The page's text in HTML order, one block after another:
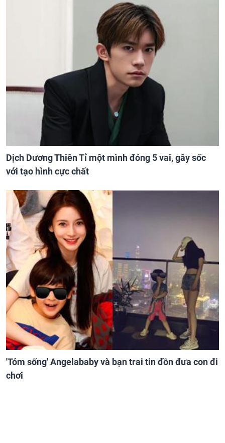
Dịch Dương Thiên Tỉ một mình đóng 5 vai, gây sốc
với tạo hình cực chất
'Tóm sống' Angelababy và bạn trai tin đồn đưa con đi
chơi